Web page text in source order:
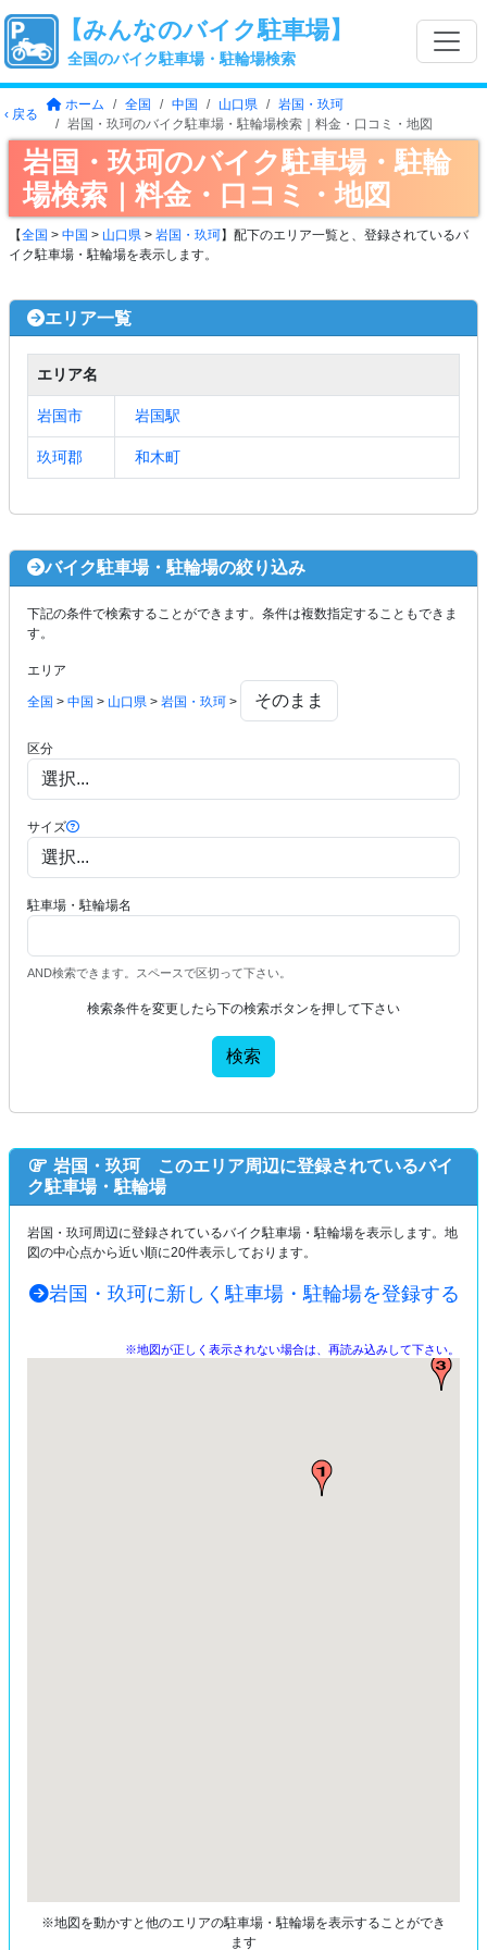
【みんなのバイク駐車場】
全国のバイク駐車場・駐輪場検索
‹ 戻る
ホーム 全国 中国 山口県
岩国・玖珂
岩国・玖珂のバイク駐車場・駐輪場検索｜料金・口コミ・地図
岩国・玖珂のバイク駐車場・駐輪
場検索｜料金・口コミ・地図
【全国 > 中国 > 山口県 > 岩国・玖珂】配下のエリア一覧と、登録されているバ
イク駐車場・駐輪場を表示します。
エリア一覧
エリア名
岩国市 岩国駅
玖珂郡 和木町
バイク駐車場・駐輪場の絞り込み
下記の条件で検索することができます。条件は複数指定することもできま
す。
エリア
全国 > 中国 > 山口県 > 岩国・玖珂 >
区分
サイズ
駐車場・駐輪場名
AND検索できます。スペースで区切って下さい。
検索条件を変更したら下の検索ボタンを押して下さい
検索
岩国・玖珂 このエリア周辺に登録されているバイ
ク駐車場・駐輪場
岩国・玖珂周辺に登録されているバイク駐車場・駐輪場を表示します。地
図の中心点から近い順に20件表示しております。
岩国・玖珂に新しく駐車場・駐輪場を登録する
※地図が正しく表示されない場合は、再読み込みして下さい。
※地図を動かすと他のエリアの駐車場・駐輪場を表示することができ
ます